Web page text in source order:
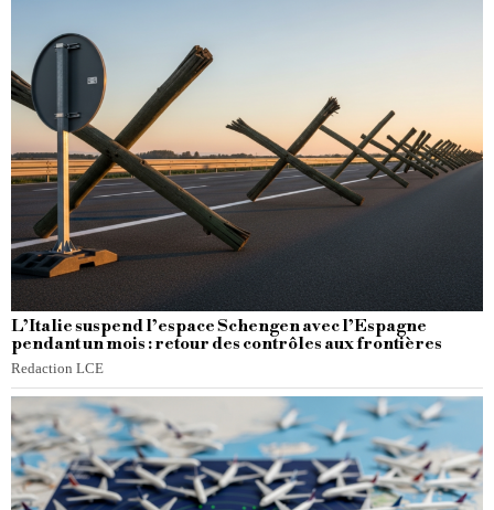
L’Italie suspend l’espace Schengen avec l’Espagne
pendant un mois : retour des contrôles aux frontières
Redaction LCE